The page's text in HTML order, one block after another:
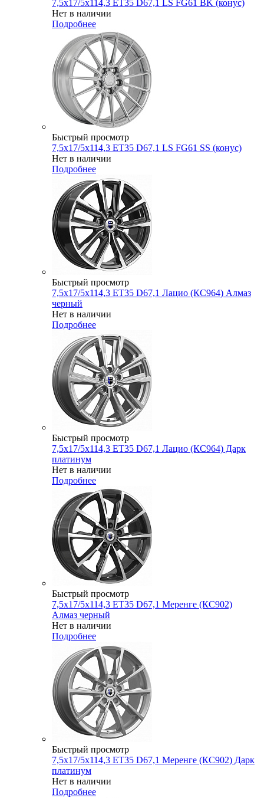
7,5x17/5x114,3 ET35 D67,1 LS FG61 BK (конус)
Нет в наличии
Подробнее
Быстрый просмотр
7,5x17/5x114,3 ET35 D67,1 LS FG61 SS (конус)
Нет в наличии
Подробнее
Быстрый просмотр
7,5x17/5x114,3 ET35 D67,1 Лацио (КС964) Алмаз
черный
Нет в наличии
Подробнее
Быстрый просмотр
7,5x17/5x114,3 ET35 D67,1 Лацио (КС964) Дарк
платинум
Нет в наличии
Подробнее
Быстрый просмотр
7,5x17/5x114,3 ET35 D67,1 Меренге (КС902)
Алмаз черный
Нет в наличии
Подробнее
Быстрый просмотр
7,5x17/5x114,3 ET35 D67,1 Меренге (КС902) Дарк
платинум
Нет в наличии
Подробнее